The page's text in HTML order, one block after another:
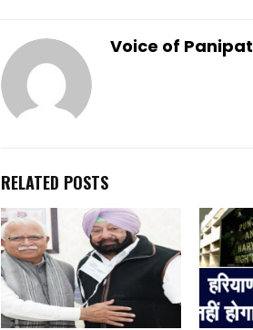
Voice of Panipat
RELATED POSTS